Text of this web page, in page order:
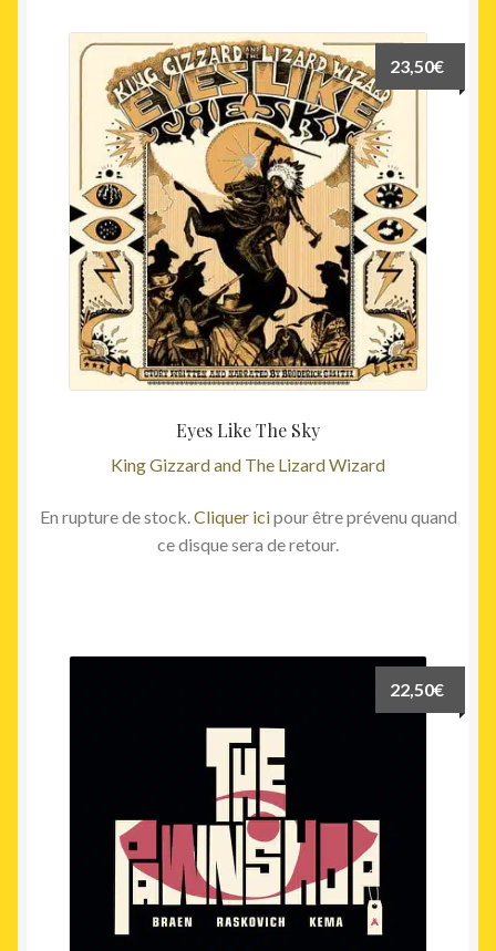
Eyes Like The Sky
King Gizzard and The Lizard Wizard
23,50€
En rupture de stock.Cliquer icipour être prévenu quand
ce disque sera de retour.
22,50€